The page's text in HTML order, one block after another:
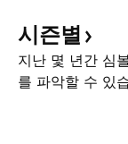
시즌별
지난 몇 년간 심
를 파악할 수 있